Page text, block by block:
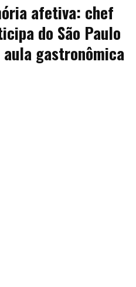
afetiva: chef
do São Paulo
gastronômica